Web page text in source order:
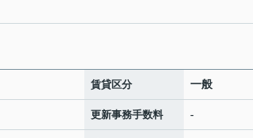
賃貸区分 一般
更新事務手数料 -